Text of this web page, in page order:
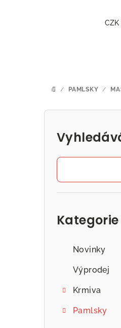
CZK
DOMŮ
/ PAMLSKY /
P
Kategorie
Novinky
Výprodej
Krmiva
Pamlsky